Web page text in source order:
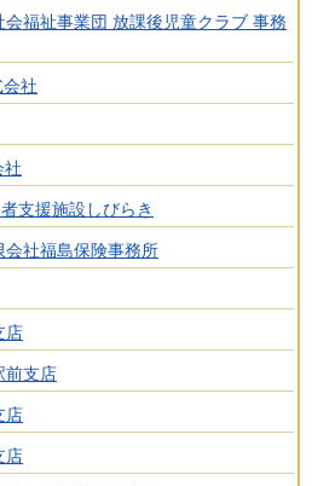
福祉事業団 放課後児童クラブ 事務
社
社
支援施設しびらき
社福島保険事務所
店
前支店
店
店